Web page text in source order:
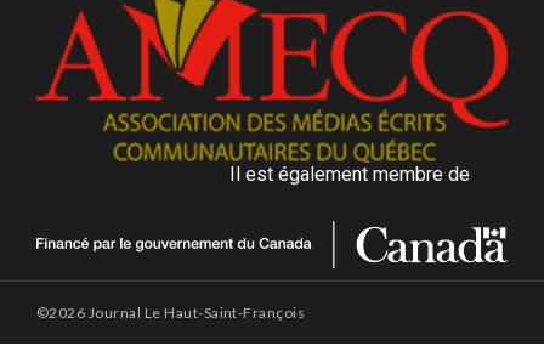
Il est également membre de
©2026 Journal Le Haut-Saint-François